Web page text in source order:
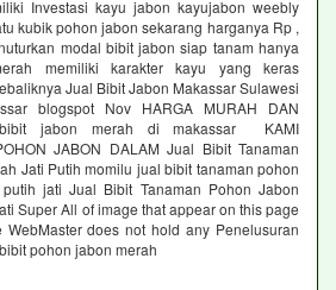
Investasi kayu jabon kayujabon weebly
kubik pohon jabon sekarang harganya Rp ,
modal bibit jabon siap tanam hanya
memiliki karakter kayu yang keras
Jual Bibit Jabon Makassar Sulawesi
blogspot Nov HARGA MURAH DAN
jabon merah di makassar KAMI
JABON DALAM Jual Bibit Tanaman
Jati Putih momilu jual bibit tanaman pohon
jati Jual Bibit Tanaman Pohon Jabon
Super All of image that appear on this page
does not hold any Penelusuran
pohon jabon merah